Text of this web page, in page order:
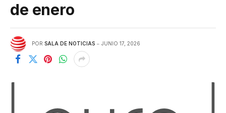
de enero
POR SALA DE NOTICIAS JUNIO 17, 2026